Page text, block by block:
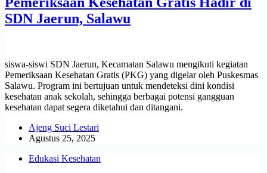
SDN Jaerun, Salawu
siswa-siswi SDN Jaerun, Kecamatan Salawu mengikuti kegiatan
Pemeriksaan Kesehatan Gratis (PKG) yang digelar oleh Puskesmas
Salawu. Program ini bertujuan untuk mendeteksi dini kondisi
kesehatan anak sekolah, sehingga berbagai potensi gangguan
kesehatan dapat segera diketahui dan ditangani.
Ajeng Suci Lestari
Agustus 25, 2025
Edukasi Kesehatan